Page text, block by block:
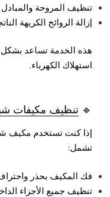
تنظيف المروحة
إزالة الروائح الكريهة
هذه الخدمة تساعد بشكل
استهلاك الكهرباء.
🔹 تنظيف مكيفات
إذا كنت تستخدم مكيف
تشمل:
فك المكيف بحذر
تنظيف جميع الأجزاء